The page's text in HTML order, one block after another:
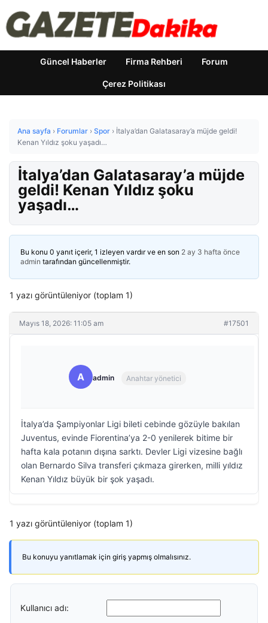
Güncel Haberler Firma Rehberi Forum
Çerez Politikası
Ana sayfa › Forumlar › Spor › İtalya’dan Galatasaray’a müjde geldi!
Kenan Yıldız şoku yaşadı…
İtalya’dan Galatasaray’a müjde
geldi! Kenan Yıldız şoku
yaşadı…
Bu konu 0 yanıt içerir, 1 izleyen vardır ve en son 2 ay 3 hafta önce
admin tarafından güncellenmiştir.
1 yazı görüntüleniyor (toplam 1)
Mayıs 18, 2026: 11:05 am #17501
A admin Anahtar yönetici
İtalya’da Şampiyonlar Ligi bileti cebinde gözüyle bakılan
Juventus, evinde Fiorentina’ya 2-0 yenilerek bitime bir
hafta kala potanın dışına sarktı. Devler Ligi vizesine bağlı
olan Bernardo Silva transferi çıkmaza girerken, milli yıldız
Kenan Yıldız büyük bir şok yaşadı.
1 yazı görüntüleniyor (toplam 1)
Bu konuyu yanıtlamak için giriş yapmış olmalısınız.
Kullanıcı adı: